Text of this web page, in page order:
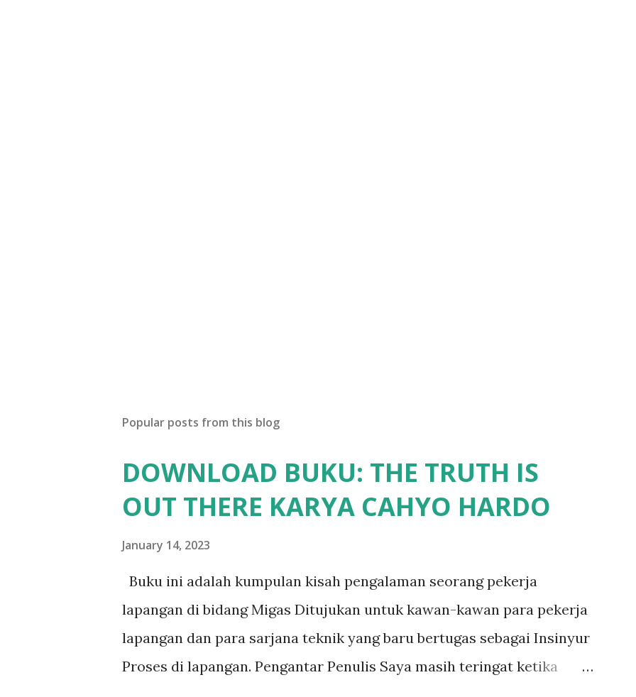
Popular posts from this blog
DOWNLOAD BUKU: THE TRUTH IS
OUT THERE KARYA CAHYO HARDO
January 14, 2023
Buku ini adalah kumpulan kisah pengalaman seorang pekerja
lapangan di bidang Migas Ditujukan untuk kawan-kawan para pekerja
lapangan dan para sarjana teknik yang baru bertugas sebagai Insinyur
Proses di lapangan. Pengantar Penulis Saya masih teringat ketika